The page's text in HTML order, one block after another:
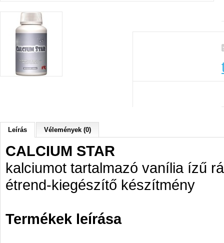
Leírás Vélemények (0)
CALCIUM STAR
kalciumot tartalmazó vanília ízű
étrend-kiegészítő készítmény
Termékek leírása